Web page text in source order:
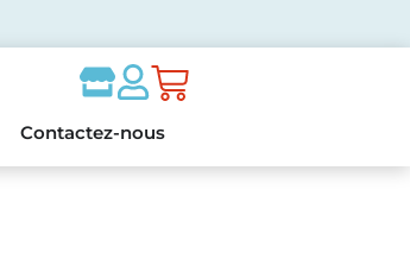
Contactez-nous